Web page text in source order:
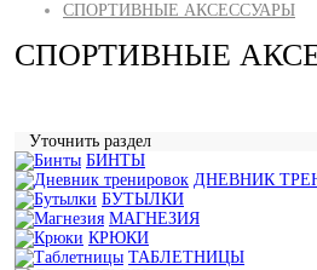
СПОРТИВНЫЕ АКСЕССУАРЫ
СПОРТИВНЫЕ
Уточнить раздел
БИНТЫ
ДНЕВНИК
БУТЫЛКИ
МАГНЕЗИЯ
КРЮКИ
ТАБЛЕТНИЦЫ